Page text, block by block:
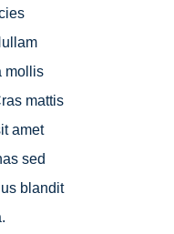
mollis
mattis
amet
sed
blandit